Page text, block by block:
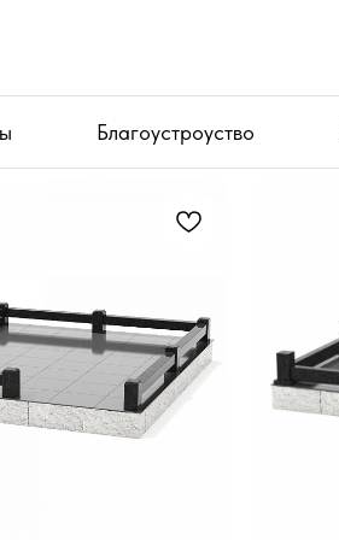
Благоустроуство
Благоустроуство